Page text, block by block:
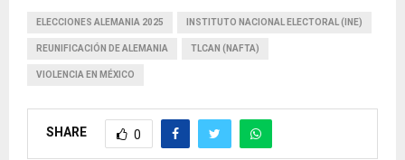
ELECCIONES ALEMANIA 2025 INSTITUTO NACIONAL ELECTORAL (INE)
REUNIFICACIÓN DE ALEMANIA TLCAN (NAFTA)
VIOLENCIA EN MÉXICO
SHARE 0